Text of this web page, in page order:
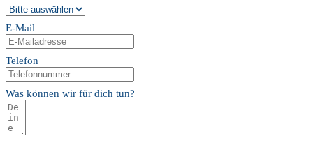
E-Mail
Telefon
Was können wir für dich tun?